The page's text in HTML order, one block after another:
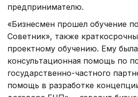
предпринимателю.
«Бизнесмен прошел обучение
Советник», также
проектному обучению. Ему
консультационная помощь по
государственно-частного
помощь в разработке